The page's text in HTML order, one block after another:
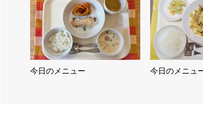
今日のメニュー 今日のメニュ